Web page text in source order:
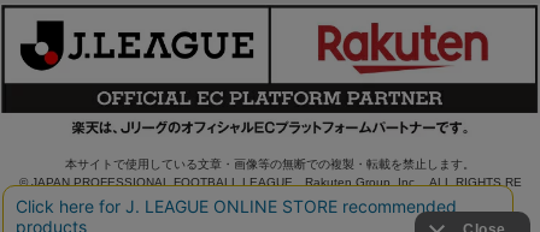
本サイトで使用している文章・画像等の無断での複製・転載を禁止します。
© JAPAN PROFESSIONAL FOOTBALL LEAGUE Rakuten Group, Inc. ALL RIGHTS RE
SERVED.